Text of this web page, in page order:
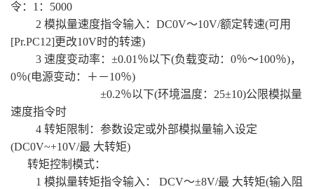
令：1：5000
2 模拟量速度指令输入：DC0V～10V/额定转速(可用
[Pr.PC12]更改10V时的转速)
3 速度变动率：±0.01％以下(负载变动：0％～100％)，
0％(电源变动：＋－10％)
±0.2％以下(环境温度：25±10)公限模拟量
速度指令时
4 转矩限制：参数设定或外部模拟量输入设定
(DC0V~+10V/最 大转矩)
转矩控制模式：
1 模拟量转矩指令输入： DCV～±8V/最 大转矩(输入阻